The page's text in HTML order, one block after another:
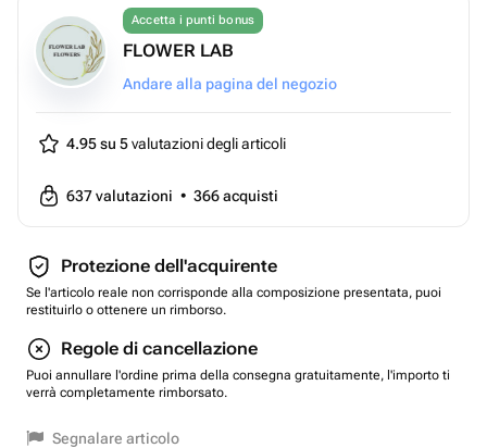
Accetta i punti bonus
FLOWER LAB
Andare alla pagina del negozio
4.95 su 5valutazioni degli articoli
637valutazioni • 366acquisti
Protezione dell'acquirente
Se l'articolo reale non corrisponde alla composizione presentata, puoi
restituirlo o ottenere un rimborso.
Regole di cancellazione
Puoi annullare l'ordine prima della consegna gratuitamente, l'importo ti
verrà completamente rimborsato.
Segnalare articolo